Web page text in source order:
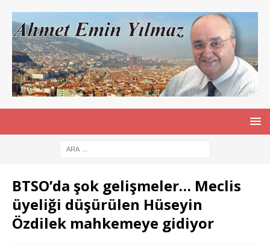
BTSO’da şok gelişmeler… Meclis
üyeliği düşürülen Hüseyin
Özdilek mahkemeye gidiyor